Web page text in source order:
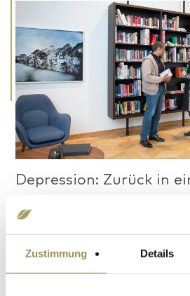
Zustimmung Details
Depression: Zurück in
Mit 58 Jahren stürzt Katharina L.
Unfall wirft sie aus der Bahn. Dabei
immer alles aus eigener Kraft
Herausforderungen.